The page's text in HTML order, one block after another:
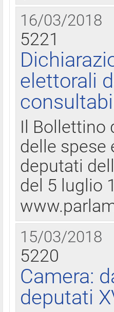
16/03/2018
5221
elettorali
Il Bollettino
delle spese
deputati
del 5 luglio
15/03/2018
5220
Camera:
deputati